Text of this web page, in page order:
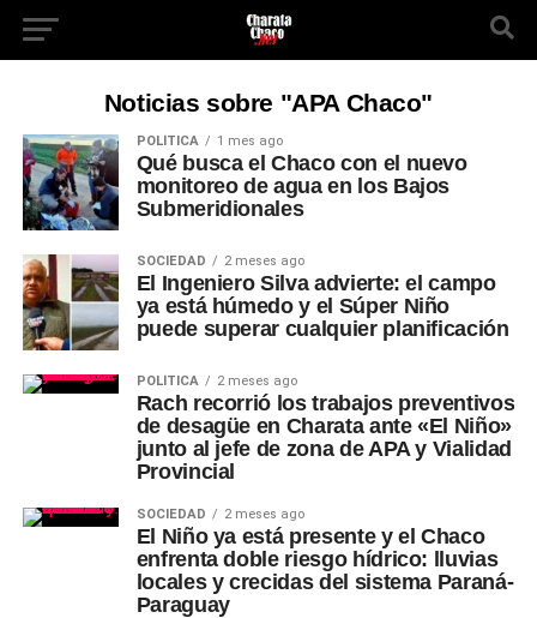
Noticias sobre "APA Chaco"
POLÍTICA 1 mes ago
Qué busca el Chaco con el nuevo
monitoreo de agua en los Bajos
Submeridionales
SOCIEDAD 2 meses ago
El Ingeniero Silva advierte: el campo
ya está húmedo y el Súper Niño
puede superar cualquier planificación
POLÍTICA 2 meses ago
Rach recorrió los trabajos preventivos
de desagüe en Charata ante «El Niño»
junto al jefe de zona de APA y Vialidad
Provincial
SOCIEDAD 2 meses ago
El Niño ya está presente y el Chaco
enfrenta doble riesgo hídrico: lluvias
locales y crecidas del sistema Paraná-
Paraguay